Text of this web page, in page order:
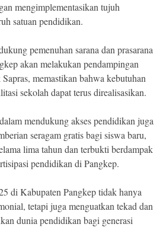
mengimplementasikan tujuh
satuan pendidikan.
pemenuhan sarana dan prasarana
akan melakukan pendampingan
memastikan bahwa kebutuhan
sekolah dapat terus direalisasikan.
mendukung akses pendidikan juga
seragam gratis bagi siswa baru,
lima tahun dan terbukti berdampak
pendidikan di Pangkep.
di Kabupaten Pangkep tidak hanya
tetapi juga menguatkan tekad dan
dunia pendidikan bagi generasi